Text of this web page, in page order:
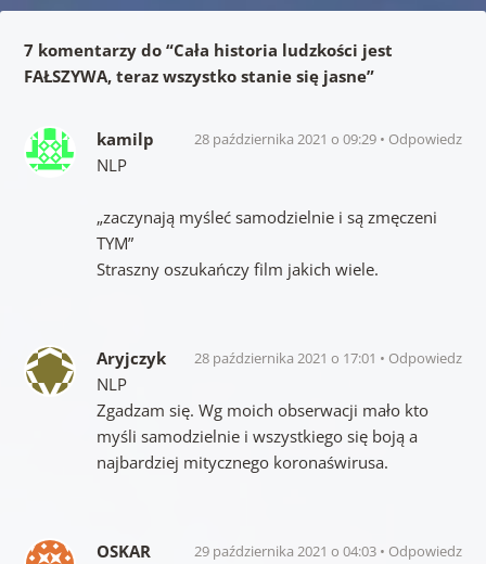
7 komentarzy do “Cała historia ludzkości jest
FAŁSZYWA, teraz wszystko stanie się jasne”
kamilp 28 października 2021 o 09:29 Odpowiedz
NLP
„zaczynają myśleć samodzielnie i są zmęczeni
TYM”
Straszny oszukańczy film jakich wiele.
Aryjczyk 28 października 2021 o 17:01 Odpowiedz
NLP
Zgadzam się. Wg moich obserwacji mało kto
myśli samodzielnie i wszystkiego się boją a
najbardziej mitycznego koronaświrusa.
OSKAR 29 października 2021 o 04:03 Odpowiedz